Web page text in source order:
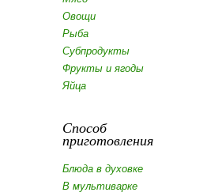
Овощи
Рыба
Субпродукты
Фрукты и ягоды
Яйца
Способ
приготовления
Блюда в духовке
В мультиварке